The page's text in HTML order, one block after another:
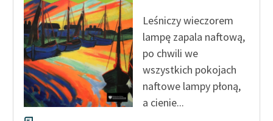
Kolekcje edukacyjne
twórców przechodzących
do domeny publicznej,
lektur szkolnych oraz
Starego Testamentu
Odkurzamy bohaterów
Leśniczy wieczorem
lampę zapala naftową,
po chwili we
wszystkich pokojach
naftowe lampy płoną,
a cienie...